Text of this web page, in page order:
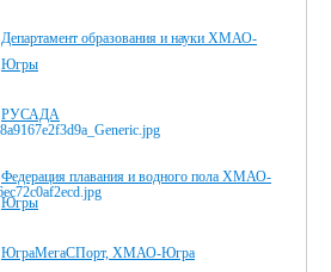
Департамент образования и науки ХМАО-
Югры
РУСАДА
Федерация плавания и водного пола ХМАО-
Югры
ЮграМегаСПорт, ХМАО-Югра